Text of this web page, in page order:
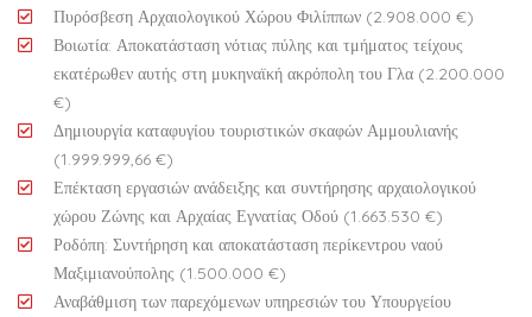
Πυρόσβεση Αρχαιολογικού Χώρου Φιλίππων (2.908.000 €)
Βοιωτία: Αποκατάσταση νότιας πύλης και τμήματος τείχους
εκατέρωθεν αυτής στη μυκηναϊκή ακρόπολη του Γλα (2.200.000
€)
Δημιουργία καταφυγίου τουριστικών σκαφών Αμμουλιανής
(1.999.999,66 €)
Επέκταση εργασιών ανάδειξης και συντήρησης αρχαιολογικού
χώρου Ζώνης και Αρχαίας Εγνατίας Οδού (1.663.530 €)
Ροδόπη: Συντήρηση και αποκατάσταση περίκεντρου ναού
Μαξιμιανούπολης (1.500.000 €)
Αναβάθμιση των παρεχόμενων υπηρεσιών του Υπουργείου